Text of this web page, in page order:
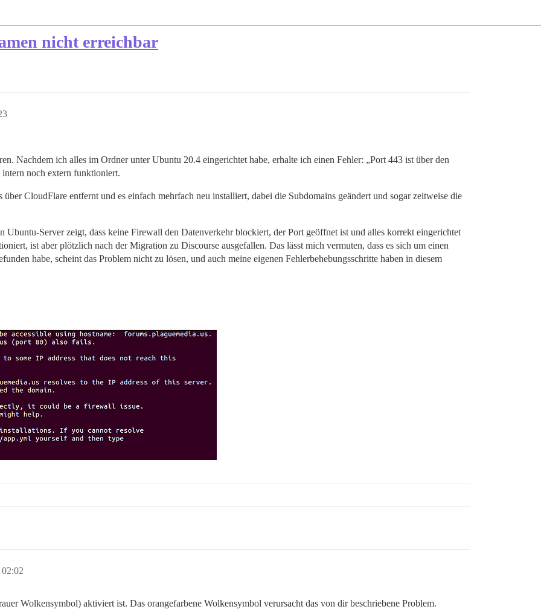
nicht erreichbar
Nachdem ich alles im Ordner unter Ubuntu 20.4 eingerichtet habe, erhalte ich einen Fehler: „Port 443 ist über den
noch extern funktioniert.
CloudFlare entfernt und es einfach mehrfach neu installiert, dabei die Subdomains geändert und sogar zeitweise die
Ubuntu-Server zeigt, dass keine Firewall den Datenverkehr blockiert, der Port geöffnet ist und alles korrekt eingerichtet
ist aber plötzlich nach der Migration zu Discourse ausgefallen. Das lässt mich vermuten, dass es sich um einen
habe, scheint das Problem nicht zu lösen, und auch meine eigenen Fehlerbehebungsschritte haben in diesem
Wolkensymbol) aktiviert ist. Das orangefarbene Wolkensymbol verursacht das von dir beschriebene Problem.